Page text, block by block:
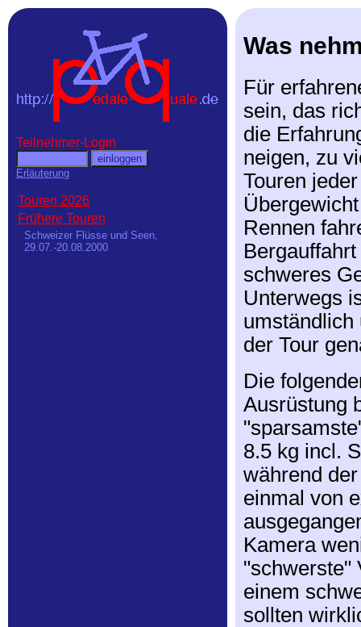
Was
Für
sein, das
die
neigen, zu
Touren
Rennen
schweres
Unterwegs
umständlich
der Tour
Die
Ausrüstung
8.5 kg incl.
während
einmal von
Kamera
"schwerste"
einem
sollten
Teilnehmer-Login
Erläuterung
Touren 2026
Frühere Touren
Schweizer Flüsse und Seen,
29.07.-20.08.2000